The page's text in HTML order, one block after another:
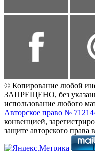
© Копирование любой
ЗАПРЕЩЕНО, без
использование любого
Авторское право №
конвенцией,
защите авторского